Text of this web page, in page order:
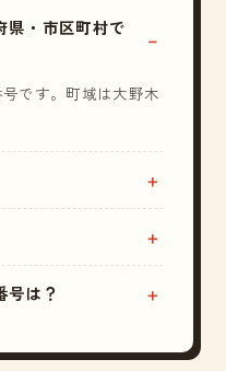
県・市区町村で
です。町域は大野木
号は？